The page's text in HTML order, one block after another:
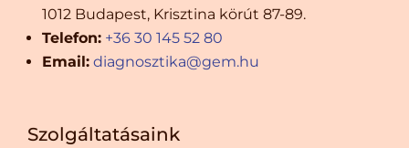
1012 Budapest, Krisztina körút 87-89.
Telefon: +36 30 145 52 80
Email: diagnosztika@gem.hu
Szolgáltatásaink